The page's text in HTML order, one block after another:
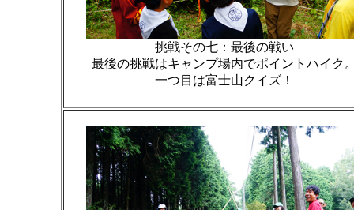
挑戦その七：最後の戦い
最後の挑戦はキャンプ場内でポイントハイク
一つ目は富士山クイズ！